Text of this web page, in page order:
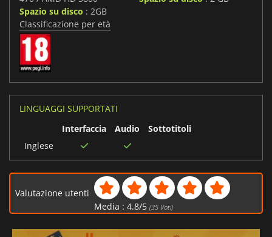
Spazio su disco : 2GB
Classificazione per età
LINGUAGGI SUPPORTATI
Interfaccia
Audio
Sottotitoli
Inglese
Valutazione utenti
Media : 4.8/5 (35Voti)